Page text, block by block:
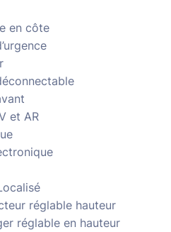
en côte
et AR
réglable hauteur
réglable en hauteur